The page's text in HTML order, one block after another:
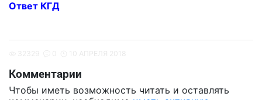
Ответ КГД
Комментарии
Чтобы иметь возможность читать и оставлять